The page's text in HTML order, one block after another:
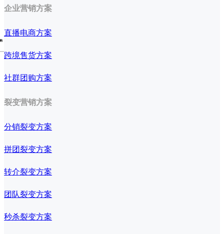
企业营销方案
直播电商方案
跨境售货方案
社群团购方案
裂变营销方案
分销裂变方案
拼团裂变方案
转介裂变方案
团队裂变方案
秒杀裂变方案